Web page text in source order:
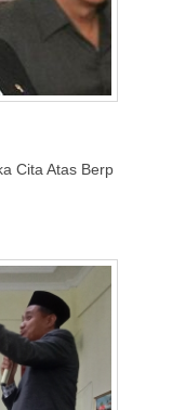
Cita Atas Berp